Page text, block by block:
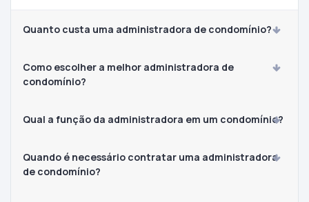
Quanto custa uma administradora de condomínio?
Como escolher a melhor administradora de
condomínio?
Qual a função da administradora em um condomínio?
Quando é necessário contratar uma administradora
de condomínio?